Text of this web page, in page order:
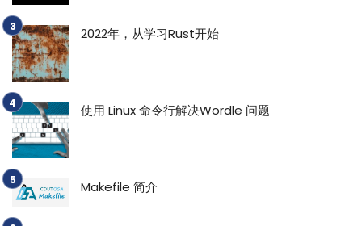
2022年，从学习Rust开始
使用 Linux 命令行解决Wordle 问题
Makefile 简介